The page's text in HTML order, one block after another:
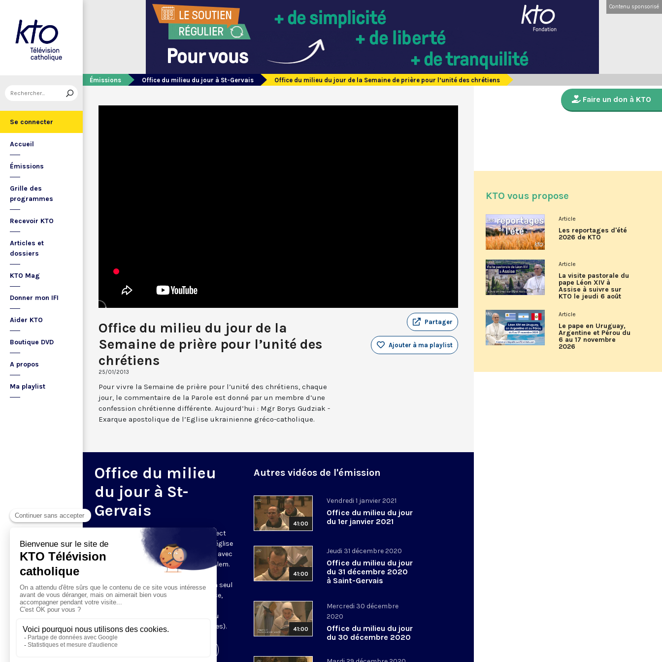
Se connecter
Accueil
Émissions
Grille des
programmes
Recevoir KTO
Articles et
dossiers
KTO Mag
Donner mon IFI
Aider KTO
Boutique DVD
A propos
Ma playlist
Contenu sponsorisé
Émissions Office du milieu du jour à St-Gervais Office du milieu du jour de la Semaine de prière pour l’unité des chrétiens
Office du milieu du jour de la
Semaine de prière pour l’unité des
chrétiens
25/01/2013
Partager
Ajouter à ma playlist
Pour vivre la Semaine de prière pour l’unité des chrétiens, chaque
jour, le commentaire de la Parole est donné par un membre d’une
confession chrétienne différente. Aujourd’hui : Mgr Borys Gudziak -
Exarque apostolique de l’Eglise ukrainienne gréco-catholique.
Office du milieu
du jour à St-
Gervais
Du mardi au samedi, KTO diffuse en direct
l’office du milieu du jour, en direct de l’église
Saint-Gervais-Saint-Protais (Paris 4e), avec
les Fraternités Monastiques de Jérusalem.
L’Office du Milieu du Jour regroupe, en
particulier, «au milieu du jour» et en un seul
office, les heures monastiques de Tierce,
Sexte et None. Il permet à l’Église de
retrouver son Seigneur entre l’office du
matin (Laudes) et l’office du soir (Vêpres).
Autres vidéos de l'émission
41:00
Vendredi 1 janvier 2021
Office du milieu du jour
du 1er janvier 2021
41:00
Jeudi 31 décembre 2020
Office du milieu du jour
du 31 décembre 2020
à Saint-Gervais
41:00
Mercredi 30 décembre
2020
Office du milieu du jour
du 30 décembre 2020
Faire un don à KTO
KTO vous propose
Article
Les reportages d'été
2026 de KTO
Article
La visite pastorale du
pape Léon XIV à
Assise à suivre sur
KTO le jeudi 6 août
Article
Le pape en Uruguay,
Argentine et Pérou du
6 au 17 novembre
2026